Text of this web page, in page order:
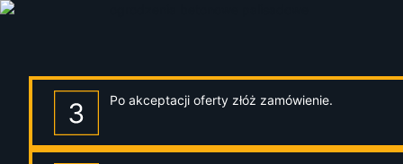
Po akceptacji oferty złóż zamówienie.